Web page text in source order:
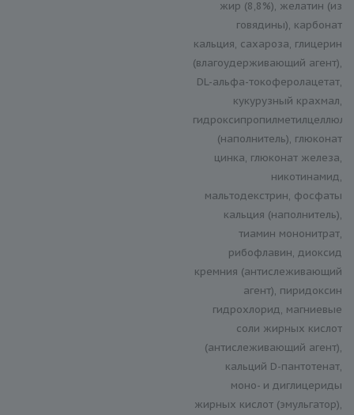
жир (8,8%), желатин (из
говядины), карбонат
кальция, сахароза, глицерин
(влагоудерживающий агент),
DL-альфа-токоферолацетат,
кукурузный крахмал,
(наполнитель), глюконат
цинка, глюконат железа,
никотинамид,
мальтодекстрин, фосфаты
кальция (наполнитель),
тиамин мононитрат,
рибофлавин, диоксид
кремния (антислеживающий
агент), пиридоксин
гидрохлорид, магниевые
соли жирных кислот
(антислеживающий агент),
кальций D-пантотенат,
моно- и диглицериды
жирных кислот (эмульгатор),